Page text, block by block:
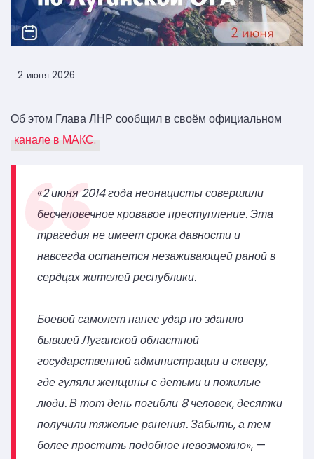
2 июня 2026
Об этом Глава ЛНР сообщил в своём официальном
канале в МАКС.
«2 июня 2014 года неонацисты совершили
бесчеловечное кровавое преступление. Эта
трагедия не имеет срока давности и
навсегда останется незаживающей раной в
сердцах жителей республики.
Боевой самолет нанес удар по зданию
бывшей Луганской областной
государственной администрации и скверу,
где гуляли женщины с детьми и пожилые
люди. В тот день погибли 8 человек, десятки
получили тяжелые ранения. Забыть, а тем
более простить подобное невозможно», —